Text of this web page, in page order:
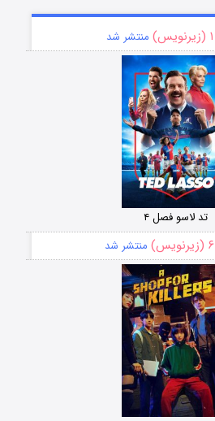
۱ (زیرنویس) منتشر شد
تد لاسو فصل ۴
۶ (زیرنویس) منتشر شد